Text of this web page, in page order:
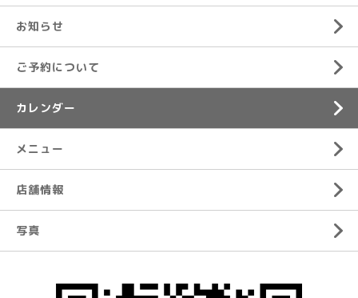
お知らせ
ご予約について
カレンダー
メニュー
店舗情報
写真